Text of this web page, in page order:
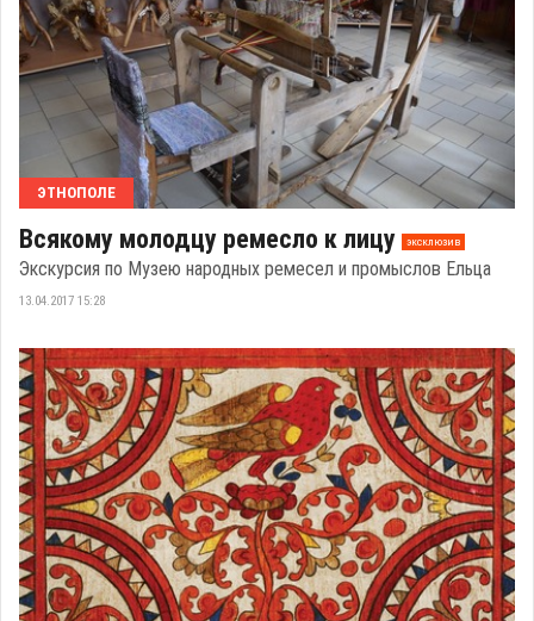
ЭТНОПОЛЕ
Всякому молодцу ремесло к лицу эксклюзив
Экскурсия по Музею народных ремесел и промыслов Ельца
13.04.2017 15:28